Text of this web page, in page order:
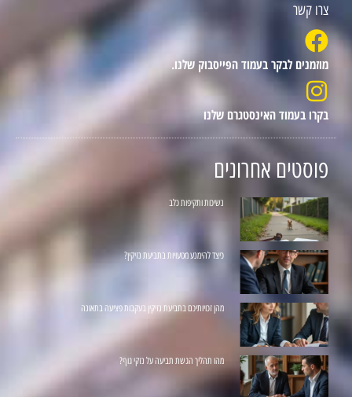
צרו קשר
מוזמנים לבקר בעמוד הפייסבוק שלנו.
בקרו בעמוד האינסטגרם שלנו
פוסטים אחרונים
נשיכות ותקיפות כלב
כיצד להימנע מטעויות בתביעת נזיקין?
מהן זכויותיכם בתביעת נזיקין בעקבות פציעה בתאונה
מהו תהליך הגשת תביעה על נזקי גוף?